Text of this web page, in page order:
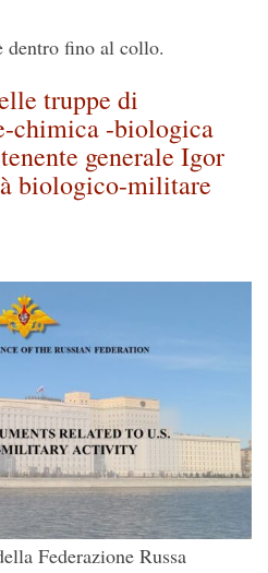
dentro fino al collo.
truppe di
chimica -biologica
generale Igor
biologico-militare
Federazione Russa